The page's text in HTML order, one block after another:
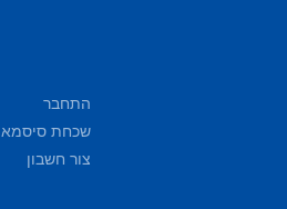
התחבר
שכחת סיסמא
צור חשבון